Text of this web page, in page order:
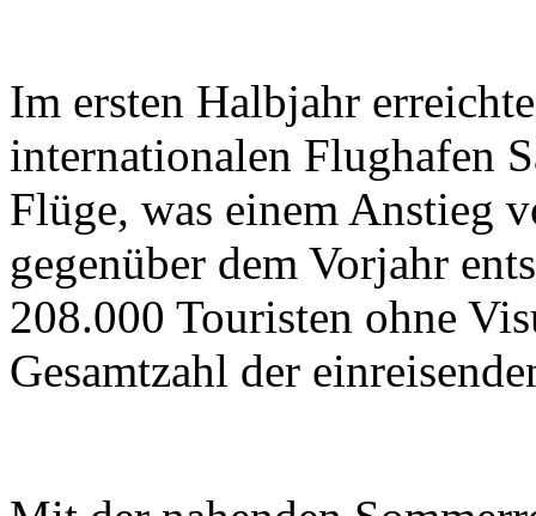
Im ersten Halbjahr
internationalen Flughafen
Flüge, was einem Anstieg
gegenüber dem Vorjahr
208.000 Touristen ohne
Gesamtzahl der